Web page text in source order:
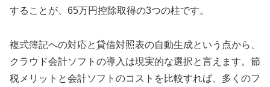
することが、65万円控除取得の3つの柱です。
複式簿記への対応と貸借対照表の自動生成という点から、
クラウド会計ソフトの導入は現実的な選択と言えます。節
税メリットと会計ソフトのコストを比較すれば、多くのフ